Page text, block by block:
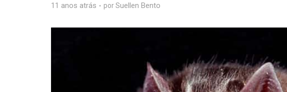
11 anos atrás porSuellen Bento